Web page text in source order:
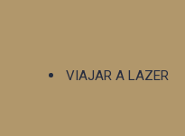
VIAJAR A LAZER